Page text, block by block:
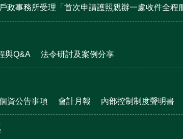
戶政事務所受理「首次申請護照親辦一處收件全程
與Q&A 法令研討及案例分享
資公告事項 會計月報 內部控制制度聲明書